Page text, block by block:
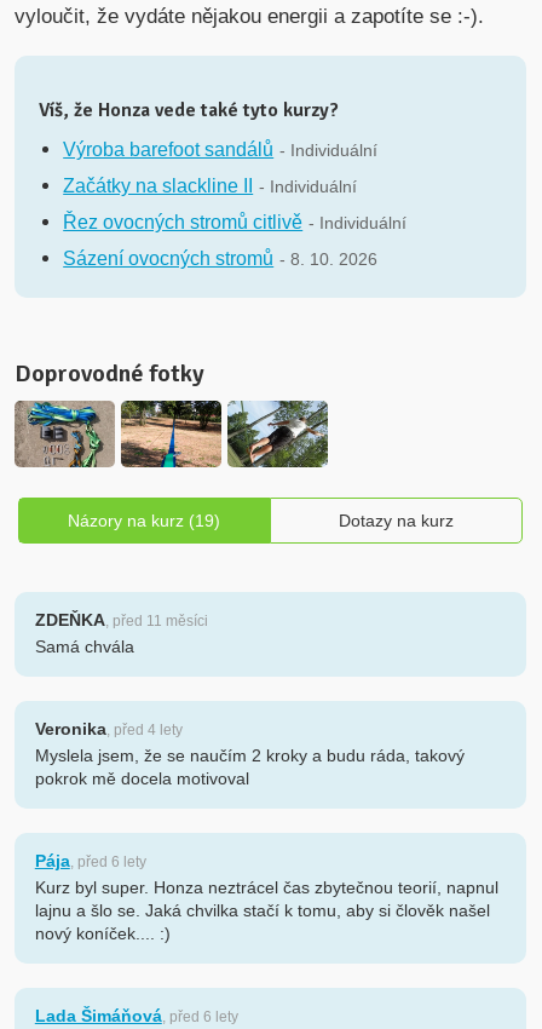
vyloučit, že vydáte nějakou energii a zapotíte se :-).
Víš, že Honza vede také tyto kurzy?
Výroba barefoot sandálů - Individuální
Začátky na slackline II - Individuální
Řez ovocných stromů citlivě - Individuální
Sázení ovocných stromů - 8. 10. 2026
Doprovodné fotky
Názory na kurz (19) Dotazy na kurz
ZDEŇKA, před 11 měsíci
Samá chvála
Veronika, před 4 lety
Myslela jsem, že se naučím 2 kroky a budu ráda, takový
pokrok mě docela motivoval
Pája, před 6 lety
Kurz byl super. Honza neztrácel čas zbytečnou teorií, napnul
lajnu a šlo se. Jaká chvilka stačí k tomu, aby si člověk našel
nový koníček.... :)
Lada Šimáňová, před 6 lety